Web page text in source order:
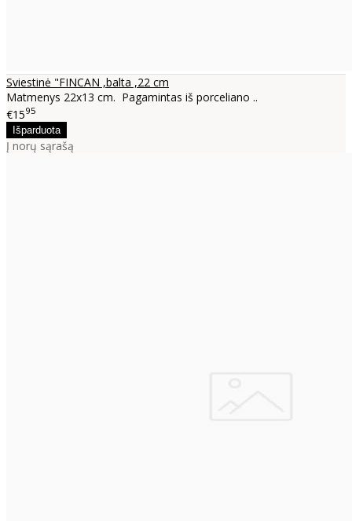
Sviestinė "FINCAN ,balta ,22 cm
Matmenys 22x13 cm. Pagamintas iš porceliano ..
€1595
Į norų sąrašą